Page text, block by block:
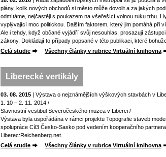
plány, kolik nových obchodů si město může dovolit a za jakých
odmítáme, nejčastěji s poukazem na všeřešící volnou ruku trhu.
vyplývající moc politickou. Dalším faktorem, který jim pomáhá při
Ale i tehdy, když občané vyjádří svůj nesouhlas, prosazují
zákony. Dokládají to případy popsané v této publikaci, které
Celá studie
Všechny články v rubrice Virtuální knihovna
Liberecké vertikály
03. 08. 2015 | Výstava o nejznámějších výškových stavbách v
1. 10 – 2. 11. 2014 /
Slavnostní vestibul Severočeského muzea v Liberci /
Výstava byla uspořádána v rámci projektu Topografie staveb
spolupráce Cíl3 Česko-Sasko pod vedením kooperačního
Liberec:Reichenberg.net.
Celá studie
Všechny články v rubrice Virtuální knihovna